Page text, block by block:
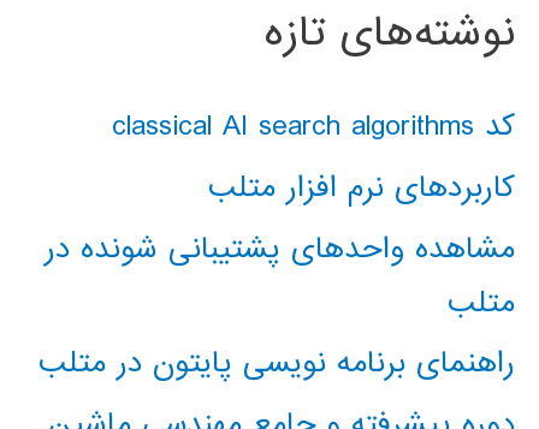
نوشته‌های تازه
کد classical AI search algorithms
کاربردهای نرم افزار متلب
مشاهده واحدهای پشتیبانی شونده در
متلب
راهنمای برنامه نویسی پایتون در متلب